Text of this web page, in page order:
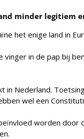
minder legitiem
het enige land in
vinger in de pap bij
in Nederland.
wel een
worden